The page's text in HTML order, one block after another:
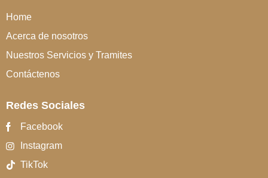
Home
Acerca de nosotros
Nuestros Servicios y Tramites
Contáctenos
Redes Sociales
Facebook
Instagram
TikTok